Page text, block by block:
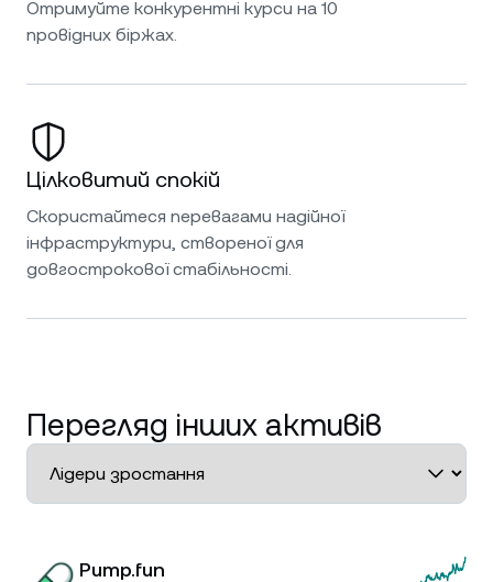
Отримуйте конкурентні курси на 10
провідних біржах.
Цілковитий спокій
Скористайтеся перевагами надійної
інфраструктури, створеної для
довгострокової стабільності.
Перегляд інших активів
Pump.fun